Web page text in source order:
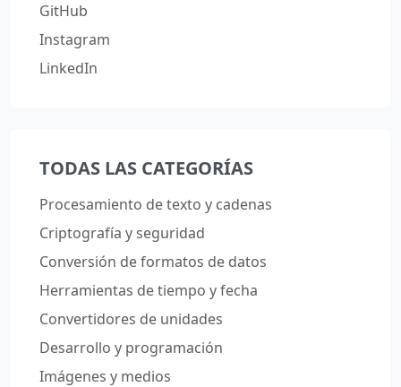
GitHub
Instagram
LinkedIn
TODAS LAS CATEGORÍAS
Procesamiento de texto y cadenas
Criptografía y seguridad
Conversión de formatos de datos
Herramientas de tiempo y fecha
Convertidores de unidades
Desarrollo y programación
Imágenes y medios